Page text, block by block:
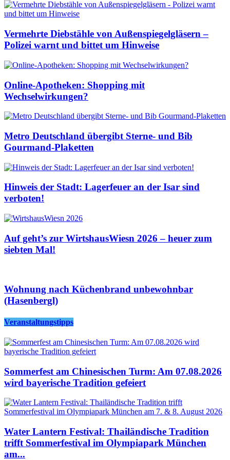
Vermehrte Diebstähle von Außenspiegelgläsern –
Polizei warnt und bittet um Hinweise
Online-Apotheken: Shopping mit
Wechselwirkungen?
Metro Deutschland übergibt Sterne- und Bib
Gourmand-Plaketten
Hinweis der Stadt: Lagerfeuer an der Isar sind
verboten!
Auf geht’s zur WirtshausWiesn 2026 – heuer zum
siebten Mal!
Wohnung nach Küchenbrand unbewohnbar
(Hasenbergl)
Veranstaltungstipps
Sommerfest am Chinesischen Turm: Am 07.08.2026
wird bayerische Tradition gefeiert
Water Lantern Festival: Thailändische Tradition
trifft Sommerfestival im Olympiapark München
am...